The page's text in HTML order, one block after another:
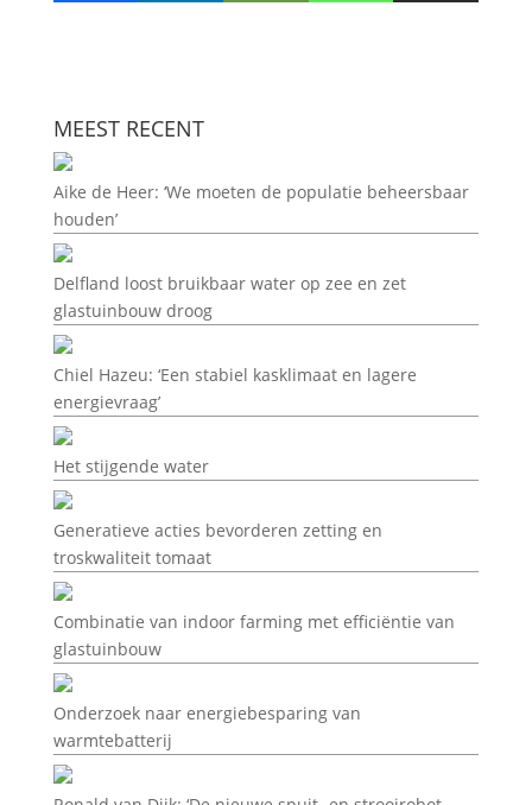
MEEST RECENT
Aike de Heer: ‘We moeten de populatie beheersbaar
houden’
Delfland loost bruikbaar water op zee en zet
glastuinbouw droog
Chiel Hazeu: ‘Een stabiel kasklimaat en lagere
energievraag’
Het stijgende water
Generatieve acties bevorderen zetting en
troskwaliteit tomaat
Combinatie van indoor farming met efficiëntie van
glastuinbouw
Onderzoek naar energiebesparing van
warmtebatterij